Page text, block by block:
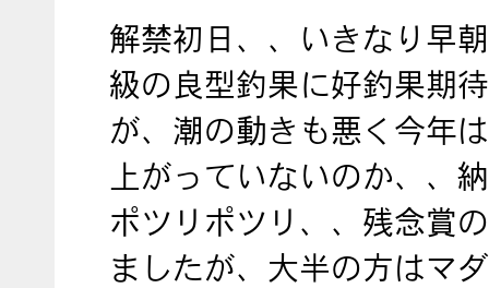
解禁初日、、いきなり早
級の良型釣果に好釣果期
が、潮の動きも悪く今年
上がっていないのか、、
ポツリポツリ、、残念賞
ましたが、大半の方はマ